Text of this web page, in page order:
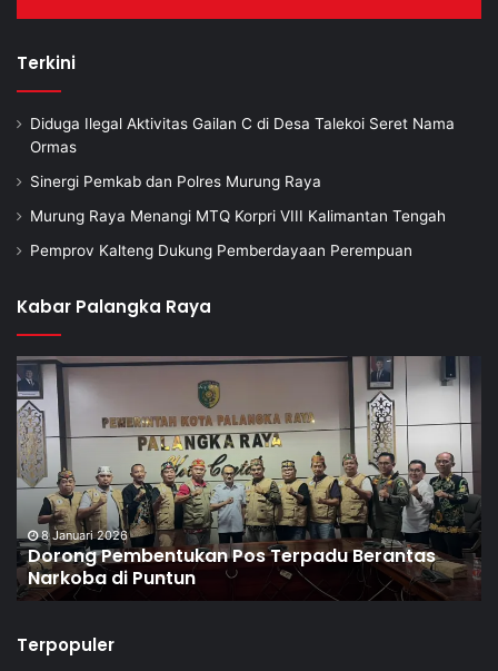
Terkini
Diduga Ilegal Aktivitas Gailan C di Desa Talekoi Seret Nama
Ormas
Sinergi Pemkab dan Polres Murung Raya
Murung Raya Menangi MTQ Korpri VIII Kalimantan Tengah
Pemprov Kalteng Dukung Pemberdayaan Perempuan
Kabar Palangka Raya
8 Januari 2026
Dorong Pembentukan Pos Terpadu Berantas
Narkoba di Puntun
Terpopuler